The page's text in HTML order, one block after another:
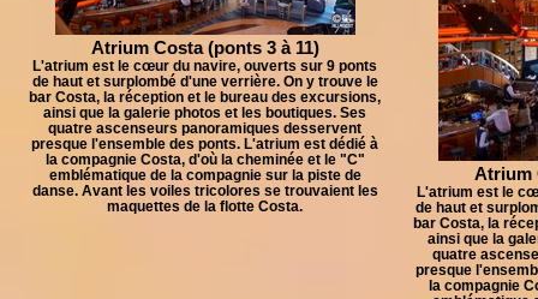
Atrium Costa (ponts 3 à 11)
L'atrium est le cœur du navire, ouverts sur 9 ponts
de haut et surplombé d'une verrière. On y trouve le
bar Costa, la réception et le bureau des excursions,
ainsi que la galerie photos et les boutiques. Ses
quatre ascenseurs panoramiques desservent
presque l'ensemble des ponts. L'atrium est dédié à
la compagnie Costa, d'où la cheminée et le "C"
emblématique de la compagnie sur la piste de
danse. Avant les voiles tricolores se trouvaient les
maquettes de la flotte Costa.
Atrium
L'atrium est le
de haut et
bar Costa, la
ainsi que la
quatre
presque
la compagnie